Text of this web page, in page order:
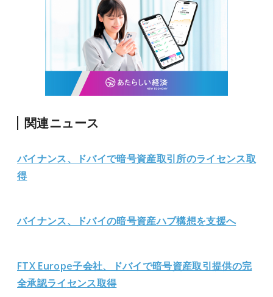
関連ニュース
バイナンス、ドバイで暗号資産取引所のライセンス取
得
バイナンス、ドバイの暗号資産ハブ構想を支援へ
FTX Europe子会社、ドバイで暗号資産取引提供の完
全承認ライセンス取得